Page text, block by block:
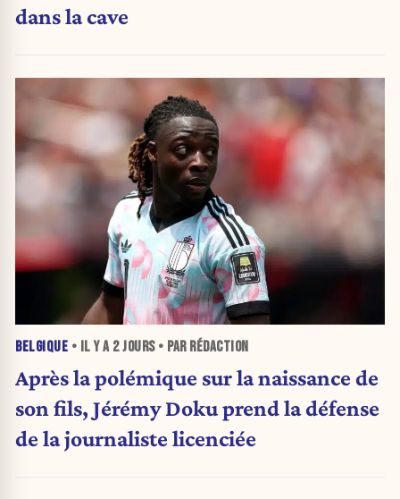
dans la cave
BELGIQUE • IL Y A 2 JOURS• PAR RÉDACTION
Après la polémique sur la naissance de
son fils, Jérémy Doku prend la défense
de la journaliste licenciée